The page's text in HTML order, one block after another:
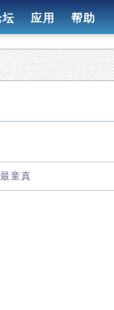
坛 应用 帮助
童真